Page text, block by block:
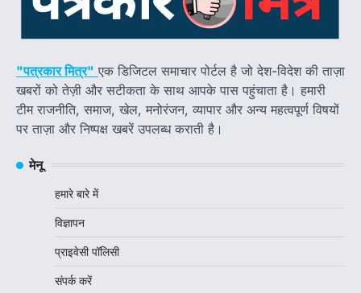
"पत्रकार मित्र" एक डिजिटल समाचार पोर्टल है जो देश-विदेश की ताज़ा
खबरों को तेज़ी और सटीकता के साथ आपके पास पहुंचाता है। हमारी
टीम राजनीति, समाज, खेल, मनोरंजन, व्यापार और अन्य महत्वपूर्ण विषयों
पर ताज़ा और निष्पक्ष खबरें उपलब्ध कराती है।
मेनू
हमारे बारे में
विज्ञापन
प्राइवेसी पॉलिसी
संपर्क करें